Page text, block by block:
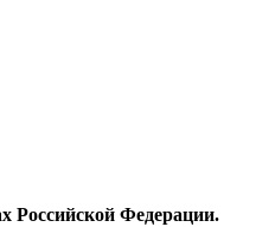
Российской Федерации.